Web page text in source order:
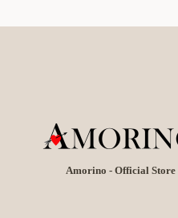
Amorino - Official Store